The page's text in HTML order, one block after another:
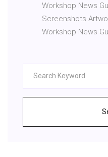
Workshop News
Screenshots
Workshop News